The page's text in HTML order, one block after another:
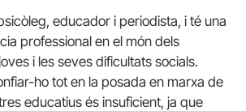
educador i periodista, i té una
professional en el món dels
i les seves dificultats socials.
ho tot en la posada en marxa de
educatius és insuficient, ja que